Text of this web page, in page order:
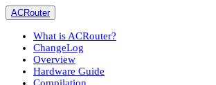
ACRouter
What is ACRouter?
ChangeLog
Overview
Hardware Guide